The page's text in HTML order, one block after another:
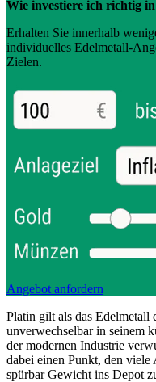
Wie investiere ich richtig
Erhalten Sie innerhalb
individuelles Edelmetall-
Zielen.
Angebot anfordern
Platin gilt als das Edelmetall
unverwechselbar in seinem
der modernen Industrie
dabei einen Punkt, den viele
spürbar Gewicht ins Depot